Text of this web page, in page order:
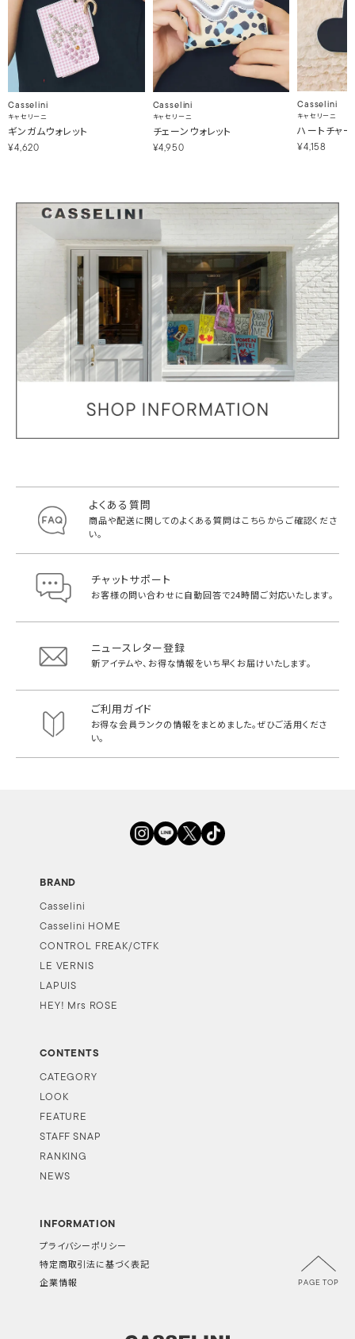
Casselini
キャセリーニ
ギンガムウォレット
¥4,620
Casselini
キャセリーニ
チェーンウォレット
¥4,950
Casselini
キャセリーニ
ハートチャー
¥4,158
よくある質問
商品や配送に関してのよくある質問はこちらからご確認くださ
い。
チャットサポート
お客様の問い合わせに自動回答で24時間ご対応いたします。
ニュースレター登録
新アイテムや、お得な情報をいち早く お届けいたします。
ご利用ガイド
お得な会員ランクの情報をまとめました。ぜひご活用くださ
い。
BRAND
Casselini
Casselini HOME
CONTROL FREAK/CTFK
LE VERNIS
LAPUIS
HEY! Mrs ROSE
CONTENTS
CATEGORY
LOOK
FEATURE
STAFF SNAP
RANKING
NEWS
INFORMATION
プライバシーポリシー
特定商取引法に基づく表記
企業情報 PAGE TOP